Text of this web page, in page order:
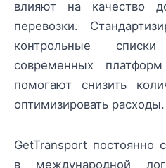
влияют на качество
перевозки.
контрольные
современных
помогают снизить
оптимизировать расходы.
GetTransport постоянно
в международной